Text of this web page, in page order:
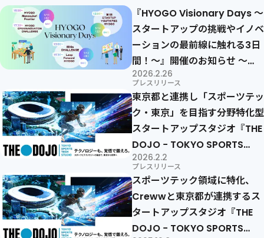
『HYOGO Visionary Days 〜
スタートアップの挑戦やイノベ
ーションの最前線に触れる3日
間！～』開催のお知らせ 〜
Crewwが『HYOGO OPEN
INNOVATION CHALLENGE』
Grand Finalイベント、
『Leap Forward HYOGO』
デモデイを運営〜
2026.2.26
プレスリリース
東京都と連携し「スポーツテッ
ク・東京」を目指す分野特化型
スタートアップスタジオ『THE
DOJO − TOKYO SPORTS
TECH STUDIO』採択者5名が
決定
2026.2.2
プレスリリース
スポーツテック領域に特化、
Crewwと東京都が連携するス
タートアップスタジオ『THE
DOJO − TOKYO SPORTS